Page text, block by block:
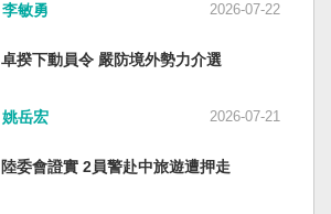
李敏勇 2026-07-22
卓揆下動員令 嚴防境外勢力介選
姚岳宏 2026-07-21
陸委會證實 2員警赴中旅遊遭押走